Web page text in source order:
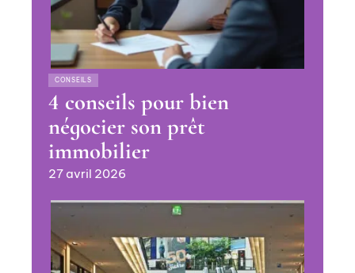
CONSEILS
4 conseils pour bien
négocier son prêt
immobilier
27 avril 2026